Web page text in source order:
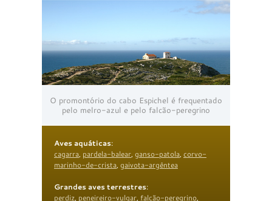
O promontório do cabo Espichel é frequentado
pelo melro-azul e pelo falcão-peregrino
Aves aquáticas:
cagarra, pardela-balear, ganso-patola, corvo-
marinho-de-crista, gaivota-argêntea
Grandes aves terrestres:
perdiz, peneireiro-vulgar, falcão-peregrino,